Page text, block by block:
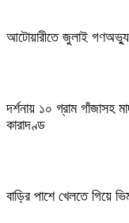
আটোয়ারীতে জুলাই
দর্শনায় ১০ গ্রাম গাঁজাসহ
কারাদণ্ড
বাড়ির পাশে খেলতে গিয়ে